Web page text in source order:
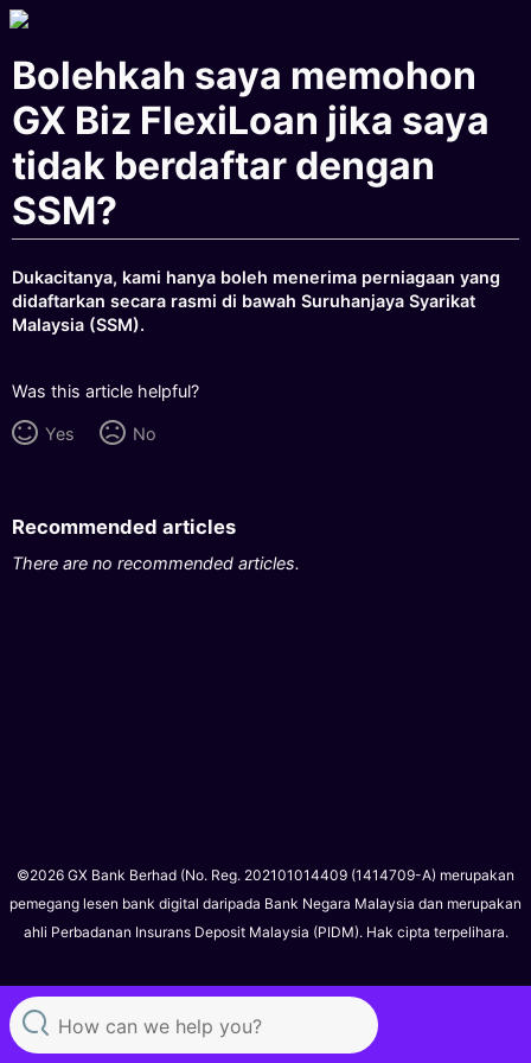
Bolehkah saya memohon
GX Biz FlexiLoan jika saya
tidak berdaftar dengan
SSM?
Dukacitanya, kami hanya boleh menerima perniagaan yang
didaftarkan secara rasmi di bawah Suruhanjaya Syarikat
Malaysia (SSM).
Was this article helpful?
Yes No
Recommended articles
There are no recommended articles.
©2026 GX Bank Berhad (No. Reg. 202101014409 (1414709-A) merupakan
pemegang lesen bank digital daripada Bank Negara Malaysia dan merupakan
ahli Perbadanan Insurans Deposit Malaysia (PIDM). Hak cipta terpelihara.